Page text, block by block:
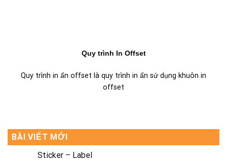
Quy trình In Offset
Quy trình in ấn offset là quy trình in ấn sử dụng khuôn in
offset
BÀI VIẾT MỚI
Sticker – Label